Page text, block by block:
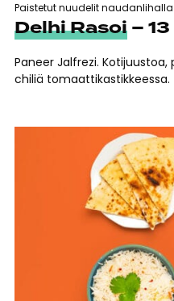
Paistetut nuudelit naudanlihalla
Delhi Rasoi –
Paneer Jalfrezi.
chiliä tomaattikastikkeessa.